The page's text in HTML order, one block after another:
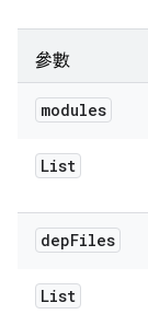
參數
modules
List
depFiles
List